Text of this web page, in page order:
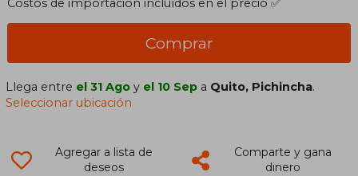
Costos de importación incluídos en el precio ✅
Comprar
Llega entre el 31 Ago y el 10 Sep a Quito, Pichincha.
Seleccionar ubicación
Agregar a lista de
deseos
Comparte y gana
dinero